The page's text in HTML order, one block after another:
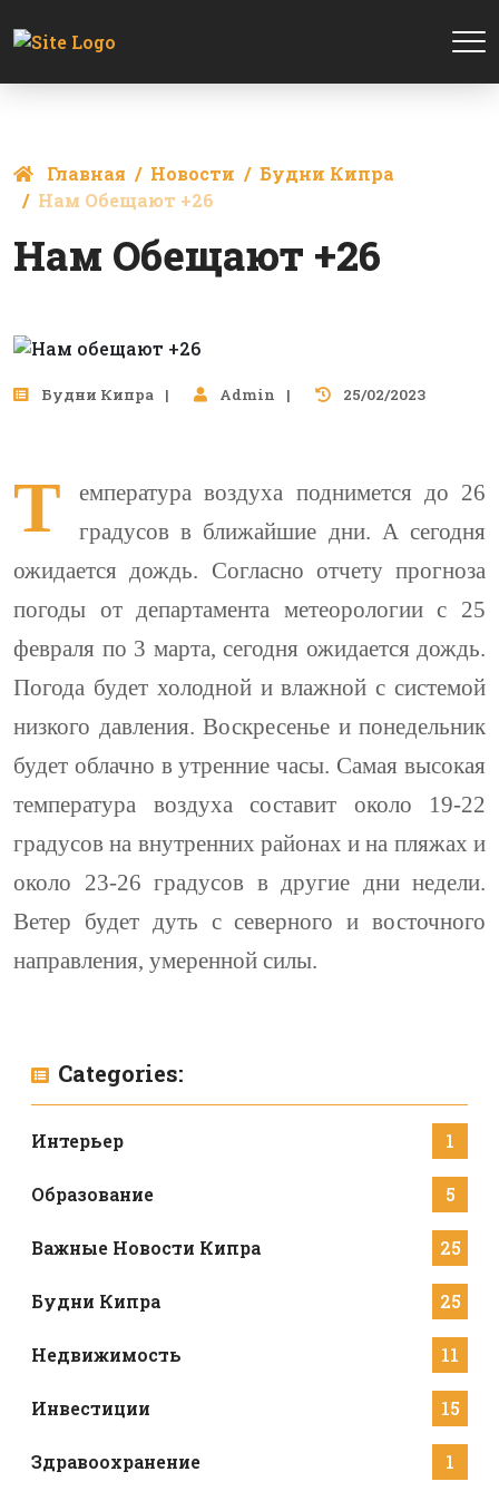
Главная Новости
Будни Кипра
Нам Обещают +26
Нам Обещают +26
Будни Кипра Admin 25/02/2023
Т
емпература воздуха поднимется до 26
градусов в ближайшие дни. А сегодня
ожидается дождь. Согласно отчету прогноза
погоды от департамента метеорологии с 25
февраля по 3 марта, сегодня ожидается дождь.
Погода будет холодной и влажной с системой
низкого давления. Воскресенье и понедельник
будет облачно в утренние часы. Самая высокая
температура воздуха составит около 19-22
градусов на внутренних районах и на пляжах и
около 23-26 градусов в другие дни недели.
Ветер будет дуть с северного и восточного
направления, умеренной силы.
Categories:
Интерьер 1
Образование 5
Важные Новости Кипра 25
Будни Кипра 25
Недвижимость 11
Инвестиции 15
Здравоохранение 1